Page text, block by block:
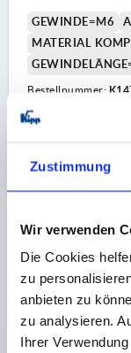
Zustimmung
Wir verwenden
Die Cookies
zu
anbieten zu
zu analysieren.
Ihrer
GEWINDE=M6
MATERIAL
Bestellnummer:
zzgl. Versandkosten